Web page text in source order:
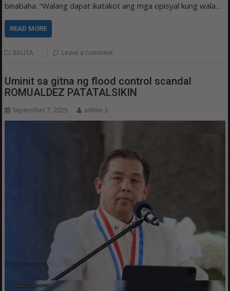
binabaha. “Walang dapat ikatakot ang mga opisyal kung wala…
READ MORE
BALITA Leave a comment
Uminit sa gitna ng flood control scandal
ROMUALDEZ PATATALSIKIN
September 7, 2025 admin 3